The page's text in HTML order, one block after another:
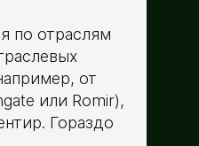
по отраслям
от
или Romir),
Гораздо